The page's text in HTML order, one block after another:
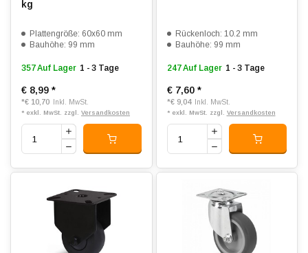
kg
Plattengröße: 60x60 mm
Bauhöhe: 99 mm
357 Auf Lager 1 - 3 Tage
€ 8,99 *
*€ 10,70 Inkl. MwSt.
* exkl. MwSt. zzgl. Versandkosten
Rückenloch: 10.2 mm
Bauhöhe: 99 mm
247 Auf Lager 1 - 3 Tage
€ 7,60 *
*€ 9,04 Inkl. MwSt.
* exkl. MwSt. zzgl. Versandkosten